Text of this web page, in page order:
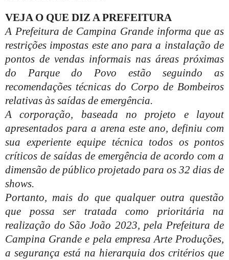
VEJA O QUE DIZ A PREFEITURA
A Prefeitura de Campina Grande informa que as
restrições impostas este ano para a instalação de
pontos de vendas informais nas áreas próximas
do Parque do Povo estão seguindo as
recomendações técnicas do Corpo de Bombeiros
relativas às saídas de emergência.
A corporação, baseada no projeto e layout
apresentados para a arena este ano, definiu com
sua experiente equipe técnica todos os pontos
críticos de saídas de emergência de acordo com a
dimensão de público projetado para os 32 dias de
shows.
Portanto, mais do que qualquer outra questão
que possa ser tratada como prioritária na
realização do São João 2023, pela Prefeitura de
Campina Grande e pela empresa Arte Produções,
a segurança está na hierarquia dos critérios que